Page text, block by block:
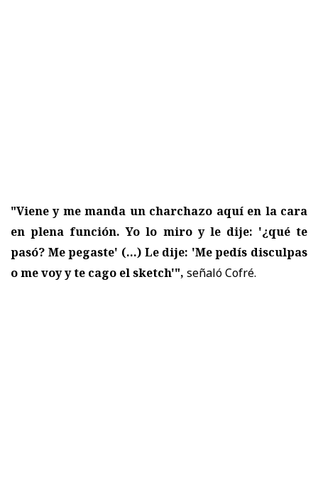
"Viene y me manda un charchazo aquí en la cara
en plena función. Yo lo miro y le dije: '¿qué te
pasó? Me pegaste' (…) Le dije: 'Me pedís disculpas
o me voy y te cago el sketch'", señaló Cofré.